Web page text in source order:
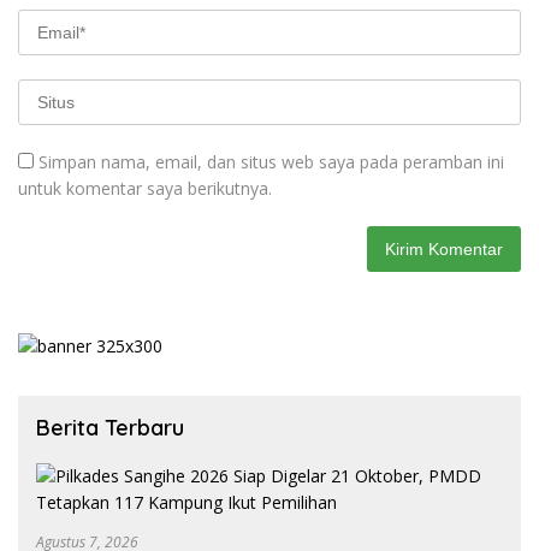
Simpan nama, email, dan situs web saya pada peramban ini
untuk komentar saya berikutnya.
Berita Terbaru
Agustus 7, 2026